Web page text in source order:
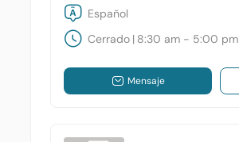
Español
Cerrado | 8:30 am - 5:00 pm
Mensaje